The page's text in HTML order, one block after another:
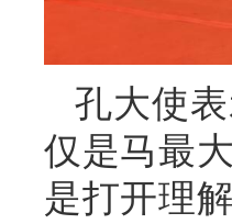
孔大使
仅是马最
是打开理